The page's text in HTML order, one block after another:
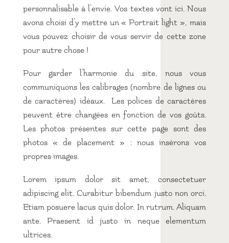
personnalisable à l’envie. Vos textes vont ici. Nous
avons choisi d’y mettre un « Portrait light », mais
vous pouvez choisir de vous servir de cette zone
pour autre chose !
Pour garder l’harmonie du site, nous vous
communiquons les calibrages (nombre de lignes ou
de caractères) idéaux. Les polices de caractères
peuvent être changées en fonction de vos goûts.
Les photos présentes sur cette page sont des
photos « de placement » : nous insérons vos
propres images.
Lorem ipsum dolor sit amet, consectetuer
adipiscing elit. Curabitur bibendum justo non orci.
Etiam posuere lacus quis dolor. In rutrum. Aliquam
ante. Praesent id justo in neque elementum
ultrices.